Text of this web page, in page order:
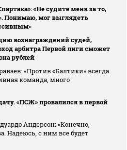
«Не судите меня за то,
Понимаю, мог выглядеть
вознаграждений судей,
арбитра Первой лиги сможет
рублей
«Против «Балтики» всегда
команда, много
«ПСЖ» провалился в первой
Андерсон: «Конечно,
Надеюсь, с ним все будет